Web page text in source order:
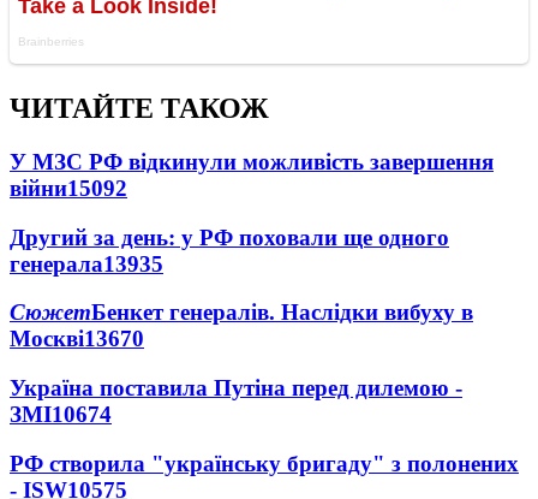
ЧИТАЙТЕ ТАКОЖ
У МЗС РФ відкинули можливість завершення
війни15092
Другий за день: у РФ поховали ще одного
генерала13935
СюжетБенкет генералів. Наслідки вибуху в
Москві13670
Україна поставила Путіна перед дилемою -
ЗМІ10674
РФ створила "українську бригаду" з полонених
- ISW10575